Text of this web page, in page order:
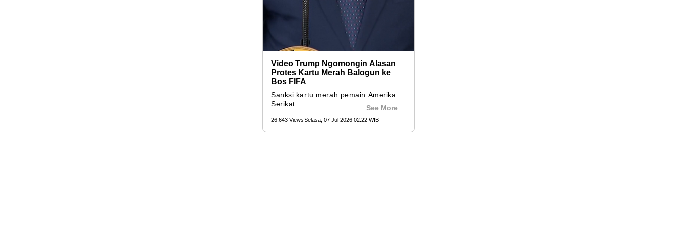
Video Trump Ngomongin Alasan
Protes Kartu Merah Balogun ke
Bos FIFA
Sanksi kartu merah pemain Amerika
Serikat ...
See More
26,643 ViewsSelasa, 07 Jul 2026 02:22 WIB